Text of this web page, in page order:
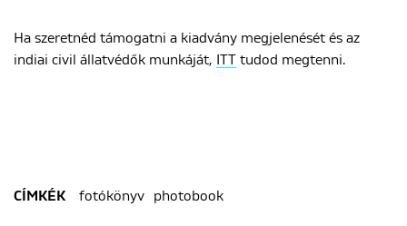
Ha szeretnéd támogatni a kiadvány megjelenését és az
indiai civil állatvédők munkáját, ITT tudod megtenni.
CÍMKÉK fotókönyv photobook